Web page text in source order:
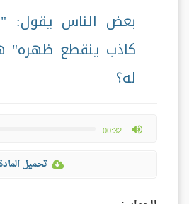
بعض الناس يقول:
كاذب ينقطع
له؟
-00:32
max volume
تحميل